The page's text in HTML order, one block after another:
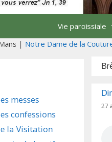
Vie paroissiale
| Notre Dame de la
27
messes
confessions
la Visitation